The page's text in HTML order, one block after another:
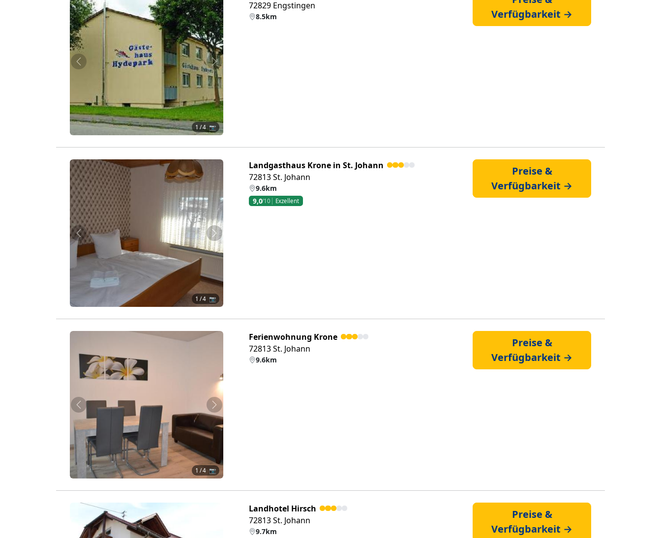
Zurück Weiter
1 / 4 📷
72829 Engstingen
8.5km
Verfügbarkeit →
Zurück Weiter
1 / 4 📷
Landgasthaus Krone in St. Johann
72813 St. Johann
9.6km
9,0/10 Exzellent
Preise &
Verfügbarkeit →
Zurück Weiter
1 / 4 📷
Ferienwohnung Krone
72813 St. Johann
9.6km
Preise &
Verfügbarkeit →
Landhotel Hirsch
72813 St. Johann
9.7km
Preise &
Verfügbarkeit →